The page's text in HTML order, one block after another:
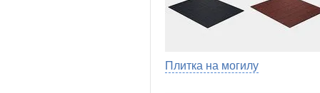
Плитка на могилу